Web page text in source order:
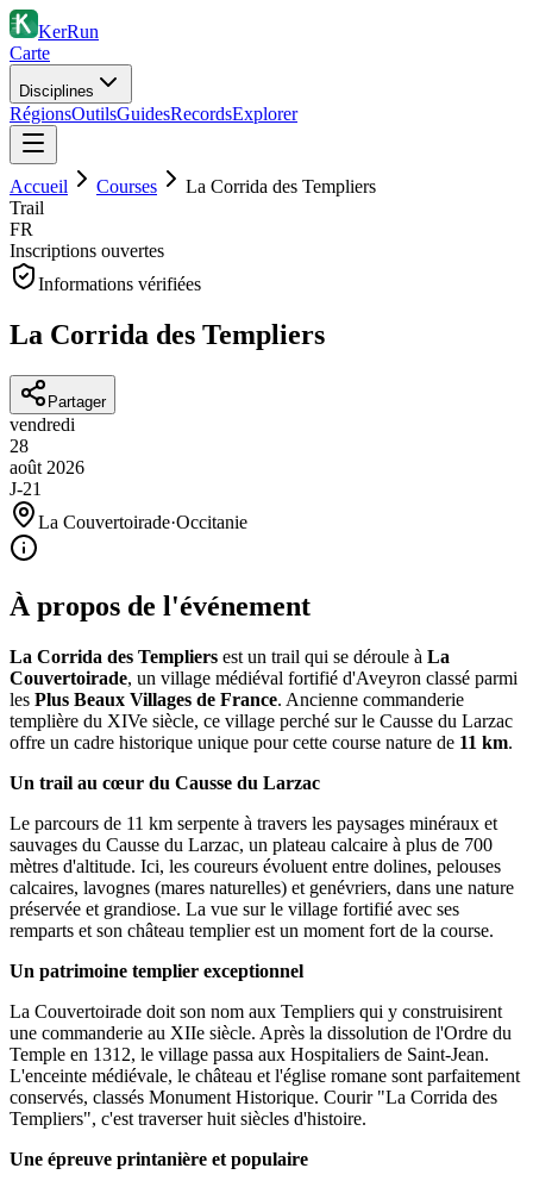
KerRun
Carte
Disciplines
RégionsOutilsGuidesRecordsExplorer
Accueil Courses
La Corrida des Templiers
Trail
FR
Inscriptions ouvertes
Informations vérifiées
La Corrida des Templiers
Partager
vendredi
28
août 2026
J-21
La Couvertoirade·Occitanie
À propos de l'événement
La Corrida des Templiers est un trail qui se déroule à La
Couvertoirade, un village médiéval fortifié d'Aveyron classé parmi
les Plus Beaux Villages de France. Ancienne commanderie
templière du XIVe siècle, ce village perché sur le Causse du Larzac
offre un cadre historique unique pour cette course nature de 11 km.
Un trail au cœur du Causse du Larzac
Le parcours de 11 km serpente à travers les paysages minéraux et
sauvages du Causse du Larzac, un plateau calcaire à plus de 700
mètres d'altitude. Ici, les coureurs évoluent entre dolines, pelouses
calcaires, lavognes (mares naturelles) et genévriers, dans une nature
préservée et grandiose. La vue sur le village fortifié avec ses
remparts et son château templier est un moment fort de la course.
Un patrimoine templier exceptionnel
La Couvertoirade doit son nom aux Templiers qui y construisirent
une commanderie au XIIe siècle. Après la dissolution de l'Ordre du
Temple en 1312, le village passa aux Hospitaliers de Saint-Jean.
L'enceinte médiévale, le château et l'église romane sont parfaitement
conservés, classés Monument Historique. Courir "La Corrida des
Templiers", c'est traverser huit siècles d'histoire.
Une épreuve printanière et populaire